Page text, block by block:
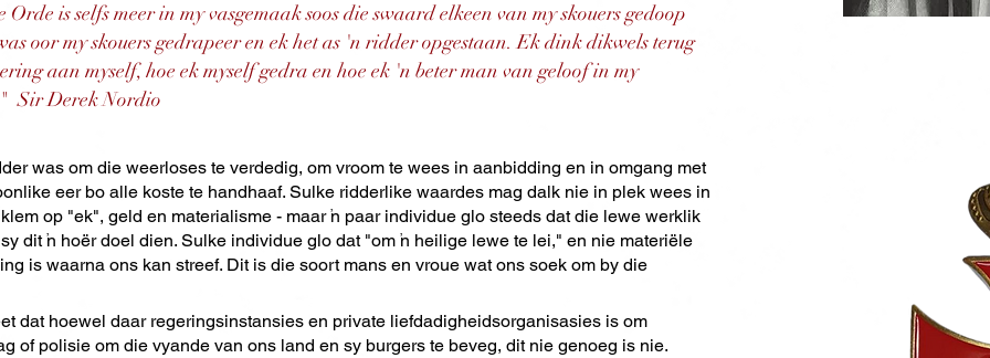
is selfs meer in my vasgemaak soos die swaard elkeen van my skouers gedoop
oor my skouers gedrapeer en ek het as 'n ridder opgestaan. Ek dink dikwels terug
aan myself, hoe ek myself gedra en hoe ek 'n beter man van geloof in my
Sir Derek Nordio
was om die weerloses te verdedig, om vroom te wees in aanbidding en in omgang met
eer bo alle koste te handhaaf. Sulke ridderlike waardes mag dalk nie in plek wees in
op "ek", geld en materialisme - maar 'n paar individue glo steeds dat die lewe werklik
dit 'n hoër doel dien. Sulke individue glo dat "om 'n heilige lewe te lei," en nie materiële
is waarna ons kan streef. Dit is die soort mans en vroue wat ons soek om by die
dat hoewel daar regeringsinstansies en private liefdadigheidsorganisasies is om
of polisie om die vyande van ons land en sy burgers te beveg, dit nie genoeg is nie.